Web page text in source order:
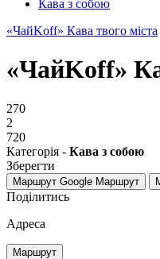
Кава з собою
«ЧайKoff» Кава твого міста
«ЧайKoff»
270
2
720
Категорія - Кава з собою
Зберегти
Маршрут Google Маршрут
Поділитись
Адреса
Маршрут